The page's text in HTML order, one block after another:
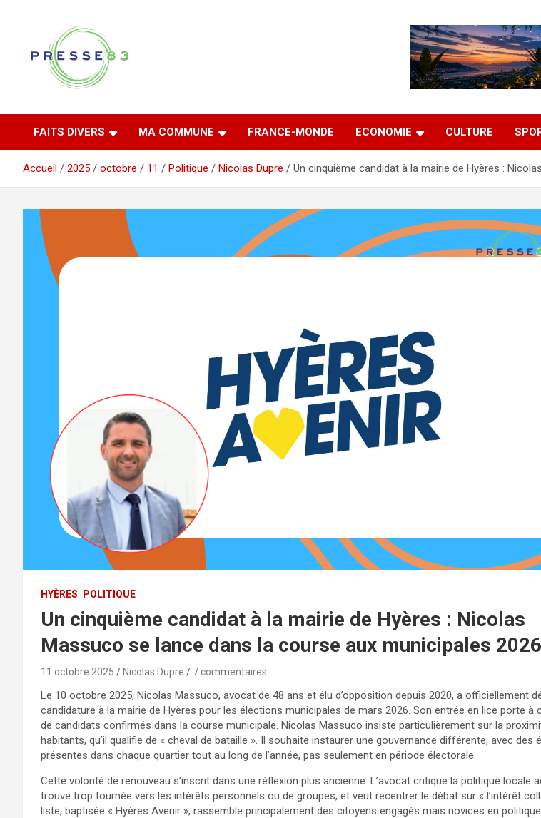
Presse 83
FAITS DIVERS MA COMMUNE FRANCE-MONDE ECONOMIE CULTURE
Accueil 2025 octobre 11 Politique Nicolas Dupre Un cinquième candidat à la mairie de Hyères :
HYÈRES POLITIQUE
Un cinquième candidat à la mairie de Hyères : Nicolas
Massuco se lance dans la course aux municipales 2026
11 octobre 2025 Nicolas Dupre 7 commentaires
Le 10 octobre 2025, Nicolas Massuco, avocat de 48 ans et élu d’opposition depuis 2020, a officiellement
candidature à la mairie de Hyères pour les élections municipales de mars 2026. Son entrée en lice porte à
de candidats confirmés dans la course municipale. Nicolas Massuco insiste particulièrement sur la
habitants, qu’il qualifie de « cheval de bataille ». Il souhaite instaurer une gouvernance différente, avec des
présentes dans chaque quartier tout au long de l’année, pas seulement en période électorale.
Cette volonté de renouveau s’inscrit dans une réflexion plus ancienne. L’avocat critique la politique locale
trouve trop tournée vers les intérêts personnels ou de groupes, et veut recentrer le débat sur « l’intérêt
liste, baptisée « Hyères Avenir », rassemble principalement des citoyens engagés mais novices en